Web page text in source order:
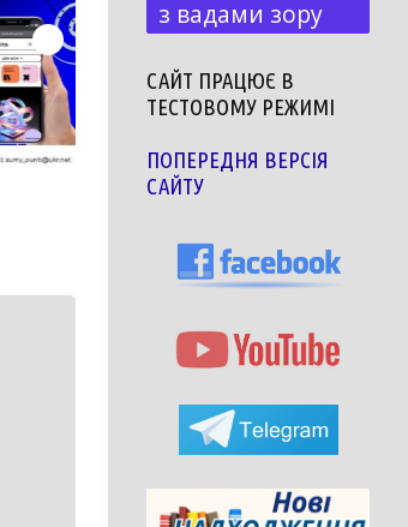
з вадами зору
САЙТ ПРАЦЮЄ В
ТЕСТОВОМУ РЕЖИМІ
ПОПЕРЕДНЯ ВЕРСІЯ
САЙТУ